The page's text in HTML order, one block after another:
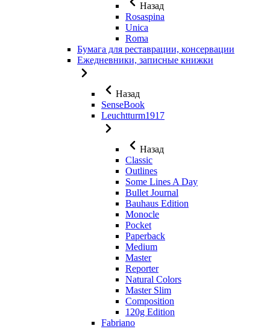
Назад
Rosaspina
Unica
Roma
Бумага для реставрации, консервации
Ежедневники, записные книжки
Назад
SenseBook
Leuchtturm1917
Назад
Classic
Outlines
Some Lines A Day
Bullet Journal
Bauhaus Edition
Monocle
Pocket
Paperback
Medium
Master
Reporter
Natural Colors
Master Slim
Composition
120g Edition
Fabriano